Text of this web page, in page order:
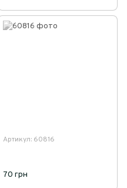
Артикул: 60816
70 грн